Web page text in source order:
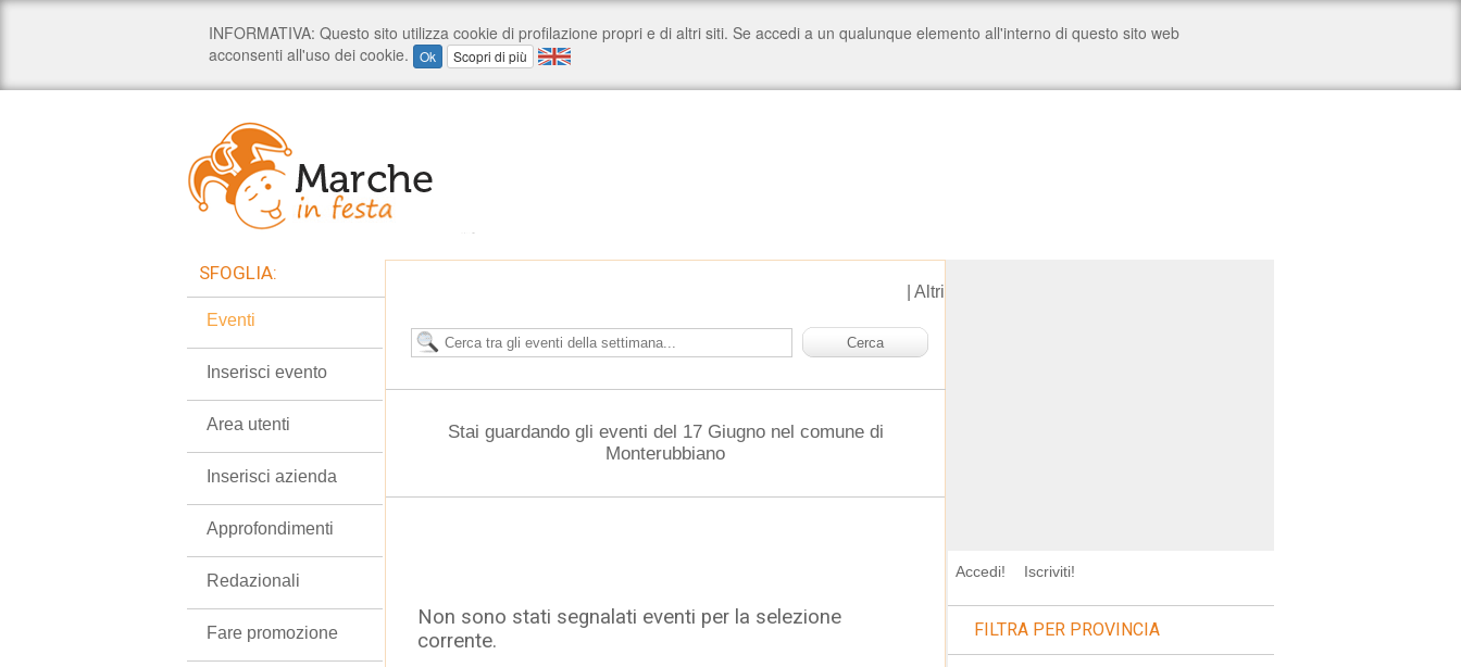
Altri
Stai guardando gli eventi del 17 Giugno nel comune di
Monterubbiano
Non sono stati segnalati eventi per la selezione
corrente.
SFOGLIA:
Eventi
Inserisci evento
Area utenti
Inserisci azienda
Approfondimenti
Redazionali
Fare promozione
Accedi! Iscriviti!
FILTRA PER PROVINCIA